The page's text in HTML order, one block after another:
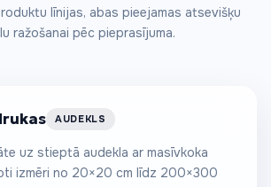
līnijas, abas pieejamas atsevišķu
ražošanai pēc pieprasījuma.No €60
AUDEKLS
uz stieptā audekla ar masīvkoka
izmēri no 20×20 cm līdz 200×300